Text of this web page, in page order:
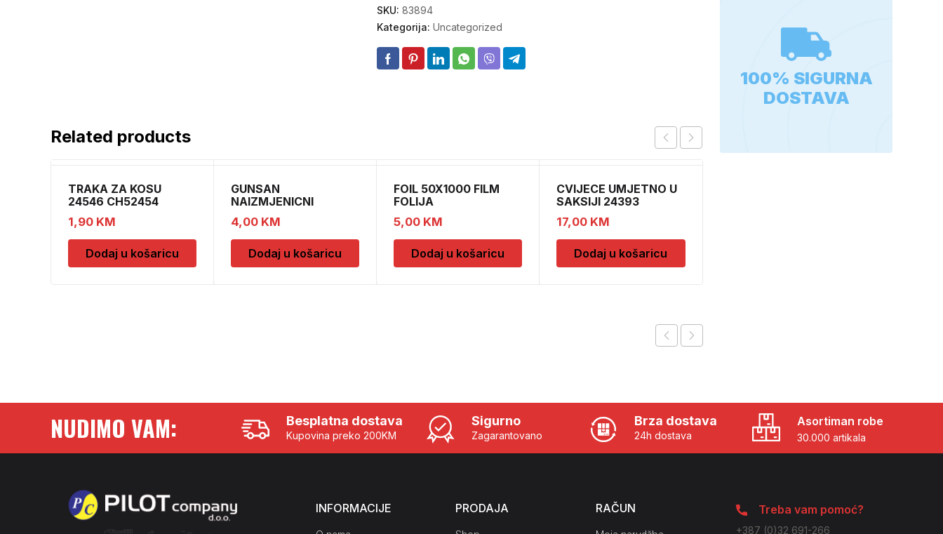
SKU: 83894
Kategorija: Uncategorized
Related products
TRAKA ZA KOSU
24546 CH52454
1,90 KM
Dodaj u košaricu
GUNSAN
NAIZMJENICNI
PREKIDAC BEZ OKVIRA
4,00 KM
Dodaj u košaricu
FOIL 50X1000 FILM
FOLIJA
5,00 KM
Dodaj u košaricu
CVIJECE UMJETNO U
SAKSIJI 24393
CH52439
17,00 KM
Dodaj u košaricu
100% SIGURNA
DOSTAVA
NUDIMO VAM: Besplatna dostava
Kupovina preko 200KM
Sigurno
Zagarantovano
Brza dostava
24h dostava
Asortiman robe
30.000 artikala
INFORMACIJE PRODAJA RAČUN Treba vam pomoć?
+387 (0)32 691-266